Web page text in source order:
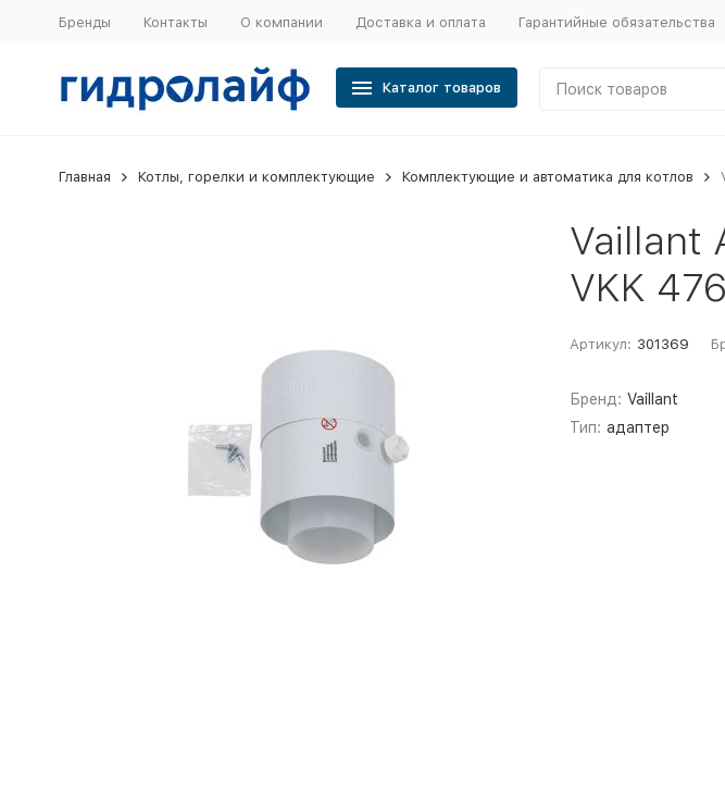
Бренды Контакты О компании Доставка и оплата Гарантийные обязательства
Каталог товаров
Главная Котлы, горелки и комплектующие Комплектующие и автоматика для котлов
Vaillant
VKK
Артикул: 301369
Бренд: Vaillant
Тип: адаптер